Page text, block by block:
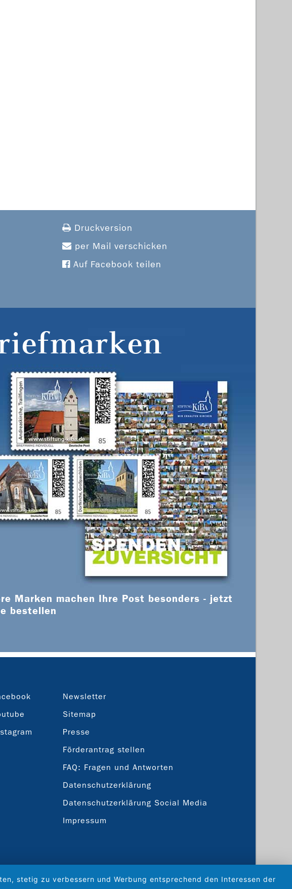
Druckversion
per Mail verschicken
Auf Facebook teilen
Marken machen Ihre Post besonders - jetzt
bestellen
Newsletter
Sitemap
Presse
Förderantrag stellen
FAQ: Fragen und Antworten
Datenschutzerklärung
Datenschutzerklärung Social Media
Impressum
stetig zu verbessern und Werbung entsprechend den Interessen der